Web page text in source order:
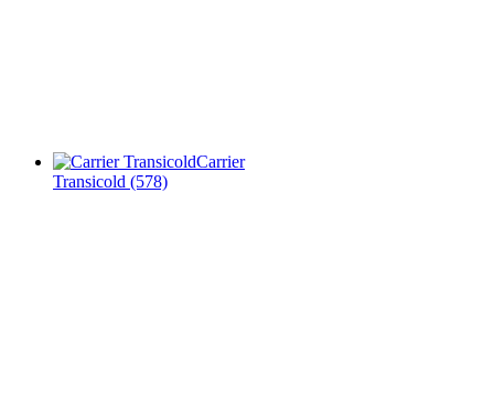
Carrier
Transicold (578)